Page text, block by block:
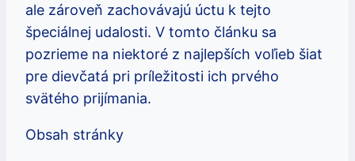
ale zároveň zachovávajú úctu k tejto
špeciálnej udalosti. V tomto článku sa
pozrieme na niektoré z najlepších voľieb šiat
pre dievčatá pri príležitosti ich prvého
svätého prijímania.
Obsah stránky